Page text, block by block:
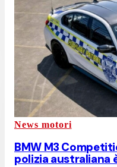
News motori
BMW M3
polizia australiana